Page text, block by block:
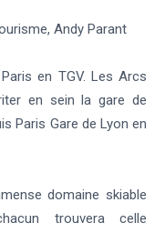
Andy Parant
en TGV. Les Arcs
en sein la gare de
Paris Gare de Lyon en
domaine skiable
trouvera celle